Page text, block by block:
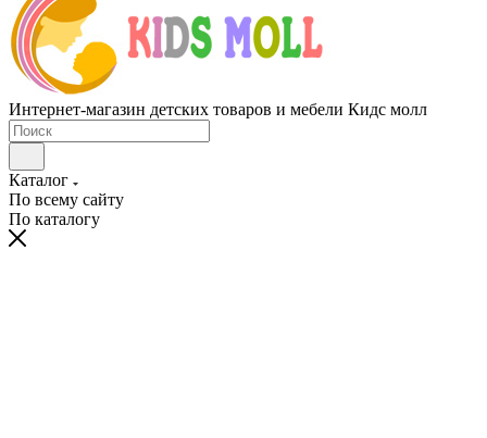
Интернет-магазин детских товаров и мебели Кидс молл
Каталог
По всему сайту
По каталогу